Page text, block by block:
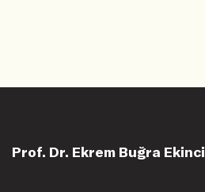
Prof. Dr. Ekrem Buğra Ekinci